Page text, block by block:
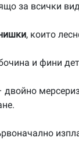
за всички
, които
и фини
двойно